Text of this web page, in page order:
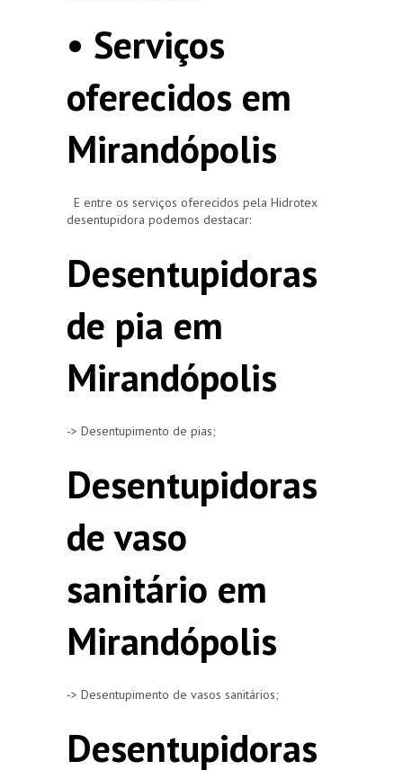
• Serviços
oferecidos em
Mirandópolis
E entre os serviços oferecidos pela Hidrotex
desentupidora podemos destacar:
Desentupidoras
de pia em
Mirandópolis
-> Desentupimento de pias;
Desentupidoras
de vaso
sanitário em
Mirandópolis
-> Desentupimento de vasos sanitários;
Desentupidoras